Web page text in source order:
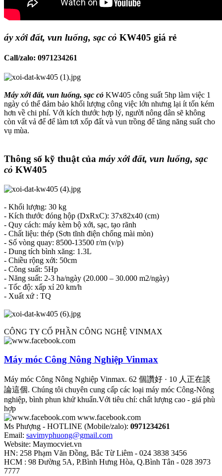
áy xới đất, vun luống, sạc cỏ KW405 giá rẻ​
Call/zalo: 0971234261​
Máy xới đất, vun luống, sạc cỏ KW405 công suất 5hp làm việc 1
ngày có thể đảm bảo khối lượng công việc lớn nhưng lại ít tốn kém
hơn về chi phí. Với kích thước hợp lý, người nông dân sẽ không
còn vất vả để để làm tơi xốp đất và vun trồng để tăng năng suất cho
vụ mùa.
Thông số kỹ thuật của máy xới đất, vun luống, sạc
cỏ KW405​
- Khối lượng: 30 kg
- Kích thước đóng hộp (DxRxC): 37x82x40 (cm)
- Quy cách: máy kèm bộ xới, sạc, tạo rãnh
- Chất liệu: thép (Sơn tĩnh điện chống mài mòn)
- Số vòng quay: 8500-13500 r/m (v/p)
- Dung tích bình xăng: 1.3L
- Chiều rộng xới: 50cm
- Công suất: 5Hp
- Năng suất: 2-3 ha/ngày (20.000 – 30.000 m2/ngày)
- Tốc độ: xấp xỉ 20 km/h
- Xuất xứ : TQ
CÔNG TY CỔ PHẦN CÔNG NGHỆ VINMAX
Máy móc Công Nông Nghiệp Vinmax
Máy móc Công Nông Nghiệp Vinmax. 62 個讚好 · 10 人正在談
論這個. Chúng tôi chuyên cung cấp các loại máy móc Công-Nông
nghiệp, bình phun khử khuẩn.Với tiêu chí: chất lượng cao - giá phù
hợp
www.facebook.com
Ms Phượng - HOTLINE (Mobile/zalo): 0971234261
Email: savimyphuong@gmail.com
Website: Maymocviet.vn
HN: 258 Phạm Văn Đồng, Bắc Từ Liêm - 024 3838 3456
HCM : 98 Đường 5A, P.Bình Hưng Hòa, Q.Bình Tân - 028 3973
7777